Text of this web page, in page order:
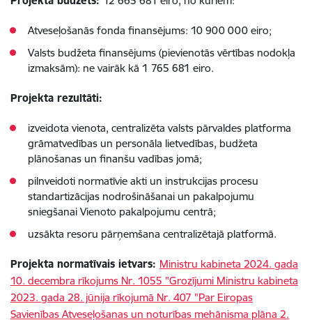
Atveseļošanās fonda finansējums: 10 900 000 eiro;
Valsts budžeta finansējums (pievienotās vērtības nodokļa
izmaksām): ne vairāk kā 1 765 681 eiro.
Projekta rezultāti:
izveidota vienota, centralizēta valsts pārvaldes platforma
grāmatvedības un personāla lietvedības, budžeta
plānošanas un finanšu vadības jomā;
pilnveidoti normatīvie akti un instrukcijas procesu
standartizācijas nodrošināšanai un pakalpojumu
sniegšanai Vienoto pakalpojumu centrā;
uzsākta resoru pārņemšana centralizētajā platformā.
Projekta normatīvais ietvars: Ministru kabineta 2024. gada
10. decembra rīkojums Nr. 1055 "Grozījumi Ministru kabineta
2023. gada 28. jūnija rīkojumā Nr. 407 "Par Eiropas
Savienības Atveseļošanas un noturības mehānisma plāna 2.